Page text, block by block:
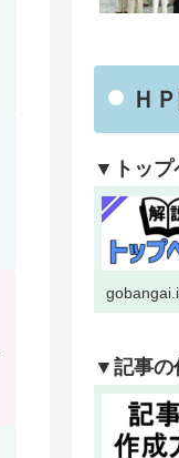
Ｈ
▼トップ
▼記事の